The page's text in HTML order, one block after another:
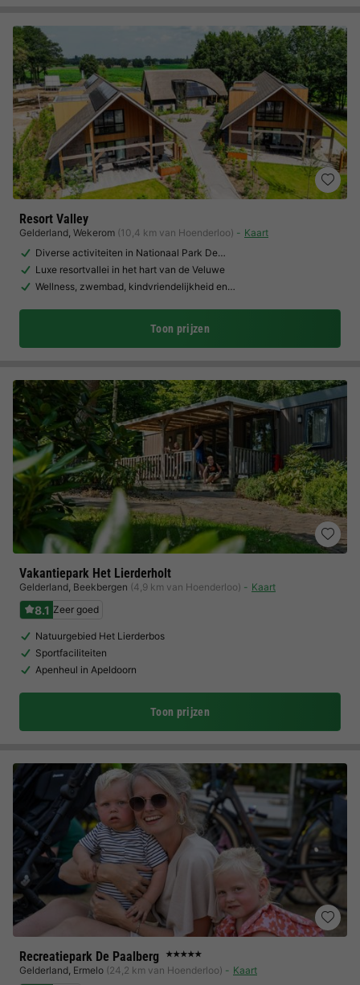
Resort Valley
Gelderland, Wekerom (10,4 km van Hoenderloo)
Kaart
Diverse activiteiten in Nationaal Park De…
Luxe resortvallei in het hart van de Veluwe
Wellness, zwembad, kindvriendelijkheid en…
Toon prijzen
Vakantiepark Het Lierderholt
Gelderland, Beekbergen (4,9 km van Hoenderloo) Kaart
8.1 Zeer goed
Natuurgebied Het Lierderbos
Sportfaciliteiten
Apenheul in Apeldoorn
Toon prijzen
Recreatiepark De Paalberg ★★★★★
Gelderland, Ermelo (24,2 km van Hoenderloo) Kaart